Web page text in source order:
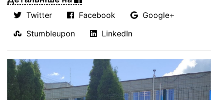
Twitter Facebook
Google+
Stumbleupon
LinkedIn